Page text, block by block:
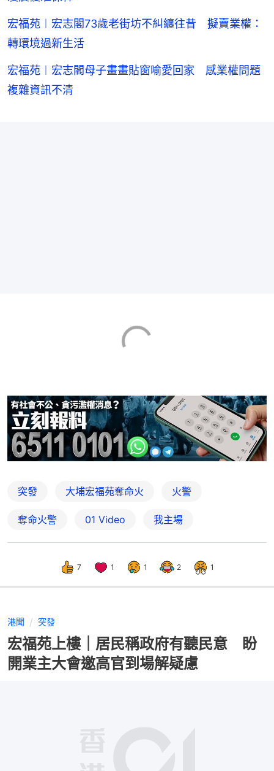
宏福苑︱宏志閣73歲老街坊不糾纏往昔 擬賣業權：
轉環境過新生活
宏福苑︱宏志閣母子畫畫貼窗喻愛回家 感業權問題
複雜資訊不清
突發 大埔宏福苑奪命火 火警
奪命火警 01 Video 我主場
7 1 1 2 1
港聞 突發
宏福苑上樓｜居民稱政府有聽民意 盼
開業主大會邀高官到場解疑慮